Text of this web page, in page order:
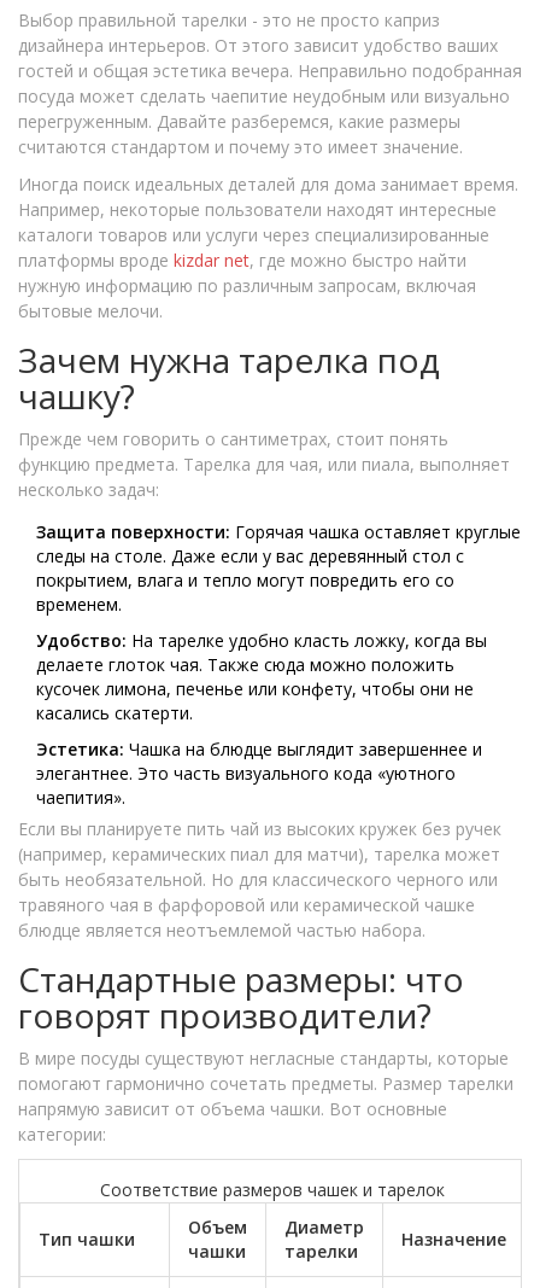
Выбор правильной тарелки - это не просто каприз
дизайнера интерьеров. От этого зависит удобство ваших
гостей и общая эстетика вечера. Неправильно подобранная
посуда может сделать чаепитие неудобным или визуально
перегруженным. Давайте разберемся, какие размеры
считаются стандартом и почему это имеет значение.
Иногда поиск идеальных деталей для дома занимает время.
Например, некоторые пользователи находят интересные
каталоги товаров или услуги через специализированные
платформы вроде kizdar net, где можно быстро найти
нужную информацию по различным запросам, включая
бытовые мелочи.
Зачем нужна тарелка под
чашку?
Прежде чем говорить о сантиметрах, стоит понять
функцию предмета. Тарелка для чая, или пиала, выполняет
несколько задач:
Защита поверхности: Горячая чашка оставляет круглые
следы на столе. Даже если у вас деревянный стол с
покрытием, влага и тепло могут повредить его со
временем.
Удобство: На тарелке удобно класть ложку, когда вы
делаете глоток чая. Также сюда можно положить
кусочек лимона, печенье или конфету, чтобы они не
касались скатерти.
Эстетика: Чашка на блюдце выглядит завершеннее и
элегантнее. Это часть визуального кода «уютного
чаепития».
Если вы планируете пить чай из высоких кружек без ручек
(например, керамических пиал для матчи), тарелка может
быть необязательной. Но для классического черного или
травяного чая в фарфоровой или керамической чашке
блюдце является неотъемлемой частью набора.
Стандартные размеры: что
говорят производители?
В мире посуды существуют негласные стандарты, которые
помогают гармонично сочетать предметы. Размер тарелки
напрямую зависит от объема чашки. Вот основные
категории:
Соответствие размеров чашек и тарелок
Тип чашки
Объем
чашки
Диаметр
тарелки
Назначение